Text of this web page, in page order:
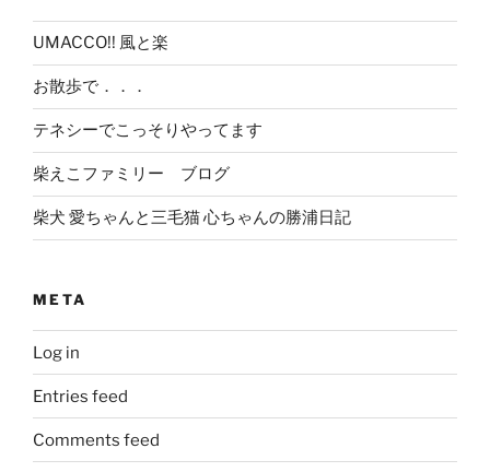
UMACCO!! 風と楽
お散歩で．．．
テネシーでこっそりやってます
柴えこファミリー ブログ
柴犬 愛ちゃんと三毛猫 心ちゃんの勝浦日記
META
Log in
Entries feed
Comments feed